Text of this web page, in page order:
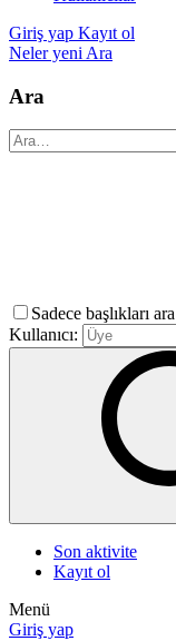
Giriş yap Kayıt ol
Neler yeni Ara
Ara
Sadece başlıkları ara
Kullanıcı:
Son aktivite
Kayıt ol
Menü
Giriş yap